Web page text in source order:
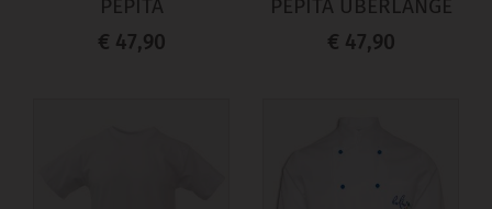
PEPITA
€ 47,90
PEPITA ÜBERLÄNGE
€ 47,90